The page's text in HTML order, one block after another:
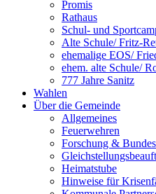
Promis
Rathaus
Schul- und
Alte Schule/ Fritz-
ehemalige EOS/
ehem. alte Schule/
777 Jahre Sanitz
Wahlen
Über die Gemeinde
Allgemeines
Feuerwehren
Forschung &
Heimatstube
Hinweise für